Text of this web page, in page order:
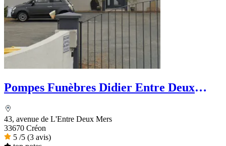
Pompes Funèbres Didier Entre Deux
43, avenue de L'Entre Deux Mers
33670 Créon
5 /5 (3 avis)